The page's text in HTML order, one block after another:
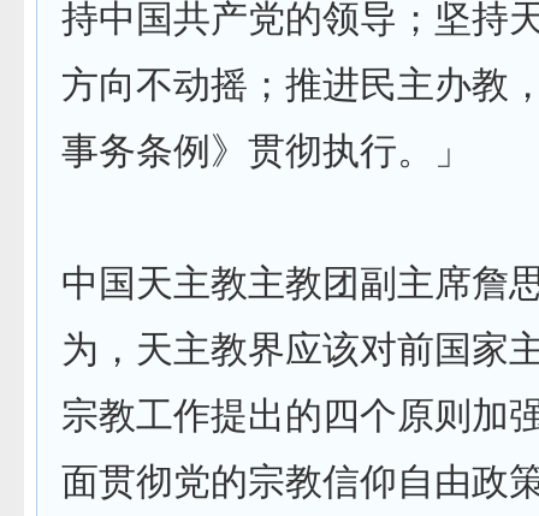
持中国共产党的领导；坚持
方向不动摇；推进民主办教
事务条例》贯彻执行。」
中国天主教主教团副主席詹
为，天主教界应该对前国家
宗教工作提出的四个原则加
面贯彻党的宗教信仰自由政